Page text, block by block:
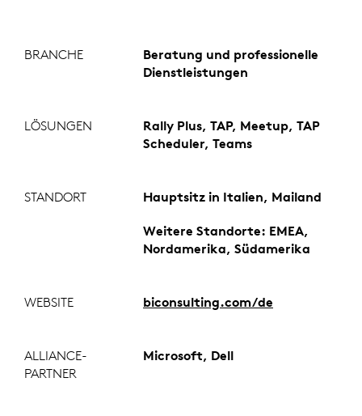
BRANCHE
Beratung und professionelle
Dienstleistungen
LÖSUNGEN
Rally Plus, TAP, Meetup, TAP
Scheduler, Teams
STANDORT Hauptsitz in Italien, Mailand
Weitere Standorte: EMEA,
Nordamerika, Südamerika
WEBSITE biconsulting.com/de
ALLIANCE-
PARTNER
Microsoft, Dell